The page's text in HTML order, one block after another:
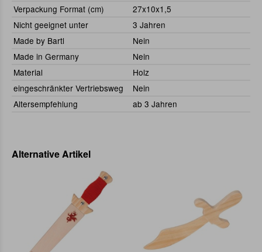
Verpackung Format (cm)
27x10x1,5
Nicht geeignet unter
3 Jahren
Made by Bartl
Nein
Made in Germany
Nein
Material
Holz
eingeschränkter Vertriebsweg
Nein
Altersempfehlung
ab 3 Jahren
Alternative Artikel